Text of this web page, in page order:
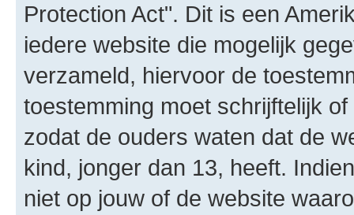
Protection Act". Dit is een
iedere website die mogelijk
verzameld, hiervoor de
toestemming moet schrijftelijk
zodat de ouders waten dat de
kind, jonger dan 13, heeft.
niet op jouw of de website